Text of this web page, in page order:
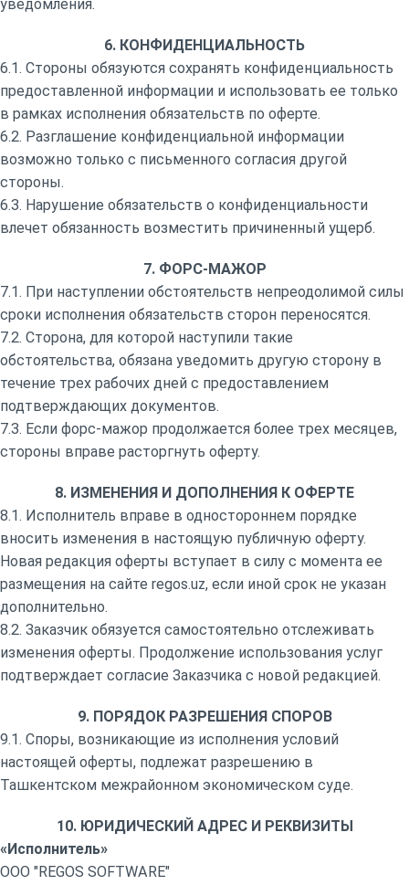
уведомления.
6. КОНФИДЕНЦИАЛЬНОСТЬ
6.1. Стороны обязуются сохранять конфиденциальность
предоставленной информации и использовать ее только
в рамках исполнения обязательств по оферте.
6.2. Разглашение конфиденциальной информации
возможно только с письменного согласия другой
стороны.
6.3. Нарушение обязательств о конфиденциальности
влечет обязанность возместить причиненный ущерб.
7. ФОРС-МАЖОР
7.1. При наступлении обстоятельств непреодолимой силы
сроки исполнения обязательств сторон переносятся.
7.2. Сторона, для которой наступили такие
обстоятельства, обязана уведомить другую сторону в
течение трех рабочих дней с предоставлением
подтверждающих документов.
7.3. Если форс-мажор продолжается более трех месяцев,
стороны вправе расторгнуть оферту.
8. ИЗМЕНЕНИЯ И ДОПОЛНЕНИЯ К ОФЕРТЕ
8.1. Исполнитель вправе в одностороннем порядке
вносить изменения в настоящую публичную оферту.
Новая редакция оферты вступает в силу с момента ее
размещения на сайте regos.uz, если иной срок не указан
дополнительно.
8.2. Заказчик обязуется самостоятельно отслеживать
изменения оферты. Продолжение использования услуг
подтверждает согласие Заказчика с новой редакцией.
9. ПОРЯДОК РАЗРЕШЕНИЯ СПОРОВ
9.1. Споры, возникающие из исполнения условий
настоящей оферты, подлежат разрешению в
Ташкентском межрайонном экономическом суде.
10. ЮРИДИЧЕСКИЙ АДРЕС И РЕКВИЗИТЫ
«Исполнитель»
ООО "REGOS SOFTWARE"